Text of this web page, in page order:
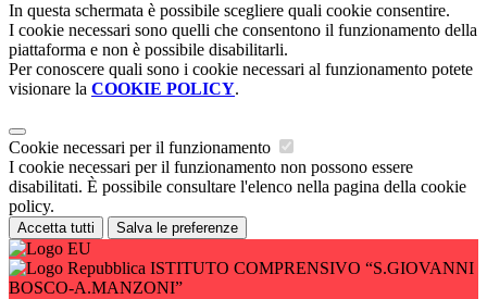
In questa schermata è possibile scegliere quali cookie consentire.
I cookie necessari sono quelli che consentono il funzionamento della
piattaforma e non è possibile disabilitarli.
Per conoscere quali sono i cookie necessari al funzionamento potete
visionare la COOKIE POLICY.
Cookie necessari per il funzionamento
I cookie necessari per il funzionamento non possono essere
disabilitati. È possibile consultare l'elenco nella pagina della cookie
policy.
Accetta tutti Salva le preferenze
ISTITUTO COMPRENSIVO “S.GIOVANNI
BOSCO-A.MANZONI”